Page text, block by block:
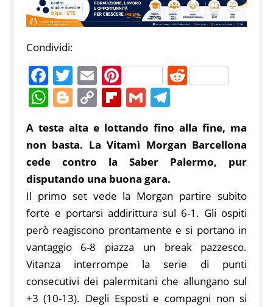
Condividi:
F
a
c
e
b
o
o
k
T
w
itt
er
E
m
ai
l
Pi
nt
er
e
st
R
di
t
W
at
s
A
p
p
Bl
o
g
g
er
C
o
p
y
Li
n
k
Fl
b
o
ar
d
G
m
ai
l
T
e
gr
a
m
A testa alta e lottando fino alla fine, ma
non basta. La Vitamì Morgan Barcellona
cede contro la Saber Palermo, pur
disputando una buona gara.
Il primo set vede la Morgan partire subito
forte e portarsi addirittura sul 6-1. Gli ospiti
però reagiscono prontamente e si portano in
vantaggio 6-8 piazza un break pazzesco.
Vitanza interrompe la serie di punti
consecutivi dei palermitani che allungano sul
+3 (10-13). Degli Esposti e compagni non si